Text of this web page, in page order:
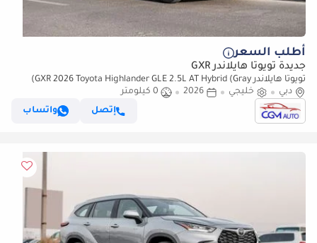
أطلب السعر
جديدة تويوتا هايلاندر GXR
تويوتا هايلاندر GXR 2026 Toyota Highlander GLE 2.5L AT Hybrid (Gray)
دبي
خليجي 2026
0 كيلومتر
إتصل
واتساب